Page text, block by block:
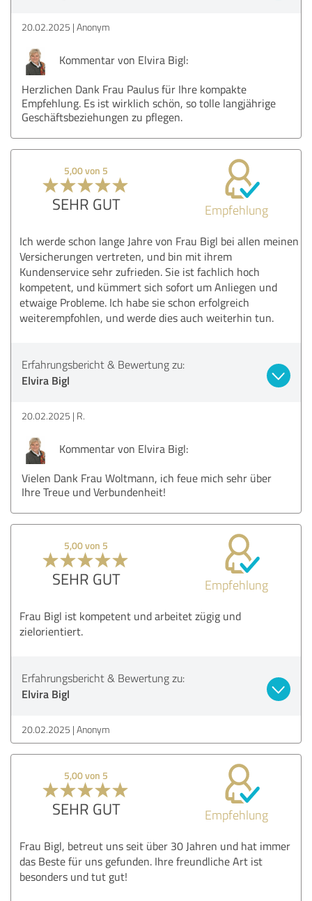
20.02.2025 Anonym
Kommentar von Elvira Bigl:
Herzlichen Dank Frau Paulus für Ihre kompakte
Empfehlung. Es ist wirklich schön, so tolle langjährige
Geschäftsbeziehungen zu pflegen.
5,00 von 5
SEHR GUT Empfehlung
Ich werde schon lange Jahre von Frau Bigl bei allen meinen
Versicherungen vertreten, und bin mit ihrem
Kundenservice sehr zufrieden. Sie ist fachlich hoch
kompetent, und kümmert sich sofort um Anliegen und
etwaige Probleme. Ich habe sie schon erfolgreich
weiterempfohlen, und werde dies auch weiterhin tun.
Erfahrungsbericht & Bewertung zu:
Elvira Bigl
20.02.2025 R.
Kommentar von Elvira Bigl:
Vielen Dank Frau Woltmann, ich feue mich sehr über
Ihre Treue und Verbundenheit!
5,00 von 5
SEHR GUT Empfehlung
Frau Bigl ist kompetent und arbeitet zügig und
zielorientiert.
Erfahrungsbericht & Bewertung zu:
Elvira Bigl
20.02.2025 Anonym
5,00 von 5
SEHR GUT Empfehlung
Frau Bigl, betreut uns seit über 30 Jahren und hat immer
das Beste für uns gefunden. Ihre freundliche Art ist
besonders und tut gut!